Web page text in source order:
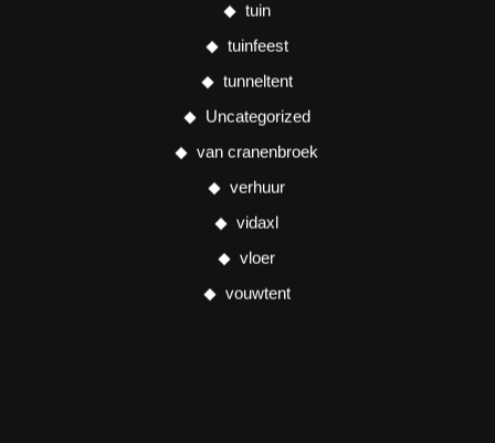
tuin
tuinfeest
tunneltent
Uncategorized
van cranenbroek
verhuur
vidaxl
vloer
vouwtent